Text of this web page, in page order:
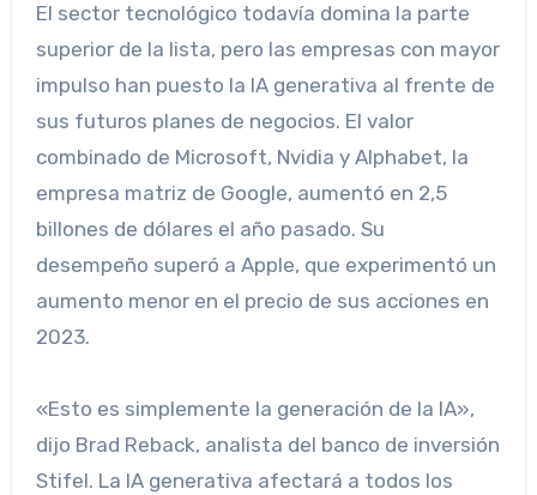
El sector tecnológico todavía domina la parte
superior de la lista, pero las empresas con mayor
impulso han puesto la IA generativa al frente de
sus futuros planes de negocios. El valor
combinado de Microsoft, Nvidia y Alphabet, la
empresa matriz de Google, aumentó en 2,5
billones de dólares el año pasado. Su
desempeño superó a Apple, que experimentó un
aumento menor en el precio de sus acciones en
2023.
«Esto es simplemente la generación de la IA»,
dijo Brad Reback, analista del banco de inversión
Stifel. La IA generativa afectará a todos los